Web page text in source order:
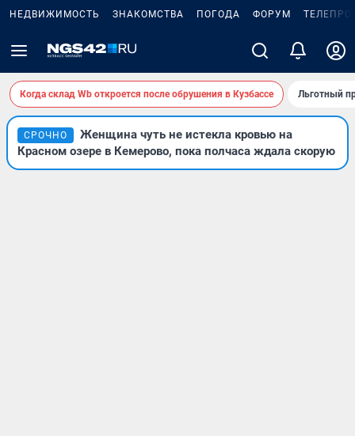
НЕДВИЖИМОСТЬ ЗНАКОМСТВА ПОГОДА ФОРУМ
Когда склад Wb откроется после обрушения в Кузбассе Льготный
СРОЧНО
Женщина чуть не истекла кровью на
Красном озере в Кемерово, пока полчаса ждала скорую